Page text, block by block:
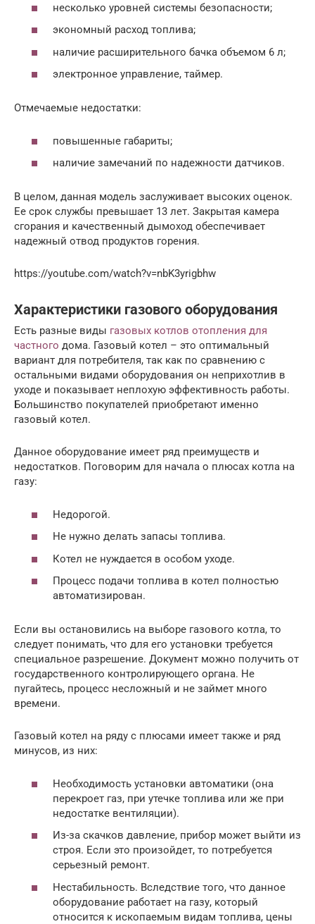
несколько уровней системы безопасности;
экономный расход топлива;
наличие расширительного бачка объемом 6 л;
электронное управление, таймер.
Отмечаемые недостатки:
повышенные габариты;
наличие замечаний по надежности датчиков.
В целом, данная модель заслуживает высоких оценок.
Ее срок службы превышает 13 лет. Закрытая камера
сгорания и качественный дымоход обеспечивает
надежный отвод продуктов горения.
https://youtube.com/watch?v=nbK3yrigbhw
Характеристики газового оборудования
Есть разные виды газовых котлов отопления для
частного дома. Газовый котел – это оптимальный
вариант для потребителя, так как по сравнению с
остальными видами оборудования он неприхотлив в
уходе и показывает неплохую эффективность работы.
Большинство покупателей приобретают именно
газовый котел.
Данное оборудование имеет ряд преимуществ и
недостатков. Поговорим для начала о плюсах котла на
газу:
Недорогой.
Не нужно делать запасы топлива.
Котел не нуждается в особом уходе.
Процесс подачи топлива в котел полностью
автоматизирован.
Если вы остановились на выборе газового котла, то
следует понимать, что для его установки требуется
специальное разрешение. Документ можно получить от
государственного контролирующего органа. Не
пугайтесь, процесс несложный и не займет много
времени.
Газовый котел на ряду с плюсами имеет также и ряд
минусов, из них:
Необходимость установки автоматики (она
перекроет газ, при утечке топлива или же при
недостатке вентиляции).
Из-за скачков давление, прибор может выйти из
строя. Если это произойдет, то потребуется
серьезный ремонт.
Нестабильность. Вследствие того, что данное
оборудование работает на газу, который
относится к ископаемым видам топлива, цены